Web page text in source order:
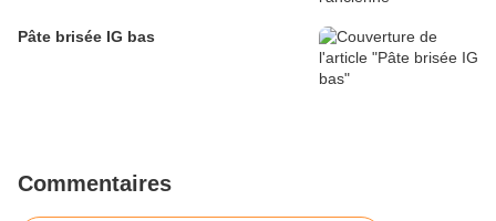
Pâte brisée IG bas
Commentaires